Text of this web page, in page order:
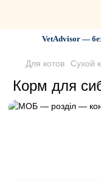
VetAdvisor —
Для котов Сухой
Корм для